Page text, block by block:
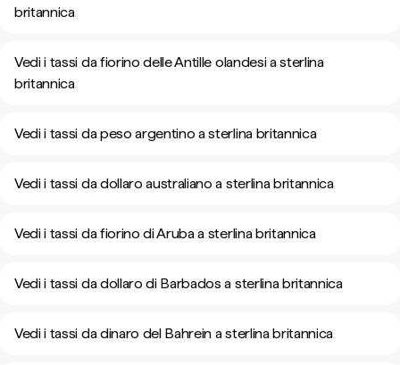
britannica
Vedi i tassi da fiorino delle Antille olandesi a sterlina
britannica
Vedi i tassi da peso argentino a sterlina britannica
Vedi i tassi da dollaro australiano a sterlina britannica
Vedi i tassi da fiorino di Aruba a sterlina britannica
Vedi i tassi da dollaro di Barbados a sterlina britannica
Vedi i tassi da dinaro del Bahrein a sterlina britannica